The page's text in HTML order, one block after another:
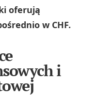
oferują
w CHF.
i